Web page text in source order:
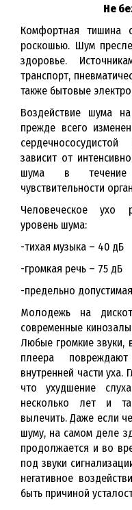
Не
Комфортная тишина
роскошью. Шум
здоровье.
транспорт,
также бытовые
Воздействие шума
прежде всего
зависит от
шума в течение
чувствительности
Человеческое ухо
уровень шума:
-тихая музыка – 40 дБ
-громкая речь – 75 дБ
-предельно
Молодежь на
современные
Любые громкие звуки,
плеера
внутренней части уха.
что ухудшение
несколько лет и
вылечить. Даже если
шуму, на самом деле
продолжается и во
под звуки
негативное
быть причиной